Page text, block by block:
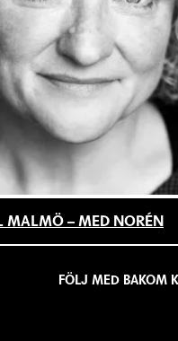
MALMÖ – MED NORÉN
FÖLJ MED BAKOM